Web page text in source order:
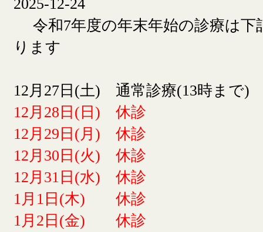
2025-12-24
令和7年度の年末年始の診療は下
ります
12月27日(土) 通常診療(13時まで)
12月28日(日) 休診
12月29日(月) 休診
12月30日(火) 休診
12月31日(水) 休診
1月1日(木) 休診
1月2日(金) 休診